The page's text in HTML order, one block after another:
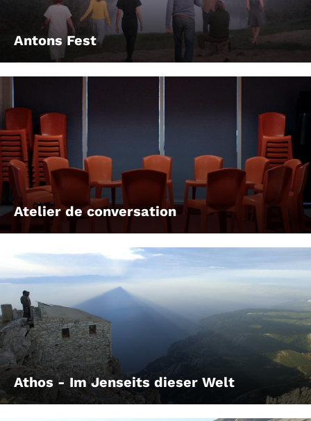
Antons Fest
Atelier de conversation
Athos - Im Jenseits dieser Welt